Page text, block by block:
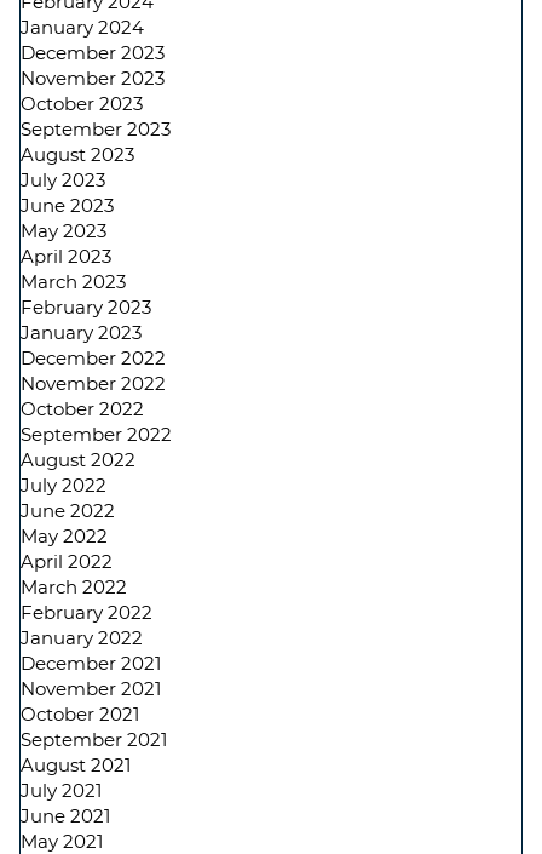
January 2024
December 2023
November 2023
October 2023
September 2023
August 2023
July 2023
June 2023
May 2023
April 2023
March 2023
February 2023
January 2023
December 2022
November 2022
October 2022
September 2022
August 2022
July 2022
June 2022
May 2022
April 2022
March 2022
February 2022
January 2022
December 2021
November 2021
October 2021
September 2021
August 2021
July 2021
June 2021
May 2021